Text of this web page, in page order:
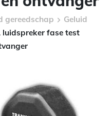
gereedschap
Geluid
luidspreker fase test